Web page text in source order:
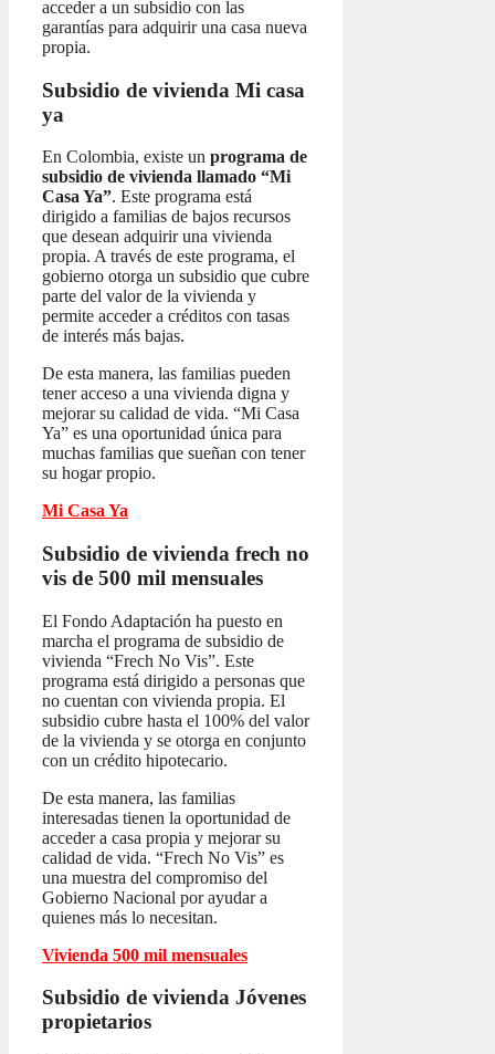
acceder a un subsidio con las
garantías para adquirir una casa nueva
propia.
Subsidio de vivienda Mi casa
ya
En Colombia, existe un programa de
subsidio de vivienda llamado “Mi
Casa Ya”. Este programa está
dirigido a familias de bajos recursos
que desean adquirir una vivienda
propia. A través de este programa, el
gobierno otorga un subsidio que cubre
parte del valor de la vivienda y
permite acceder a créditos con tasas
de interés más bajas.
De esta manera, las familias pueden
tener acceso a una vivienda digna y
mejorar su calidad de vida. “Mi Casa
Ya” es una oportunidad única para
muchas familias que sueñan con tener
su hogar propio.
Mi Casa Ya
Subsidio de vivienda frech no
vis de 500 mil mensuales
El Fondo Adaptación ha puesto en
marcha el programa de subsidio de
vivienda “Frech No Vis”. Este
programa está dirigido a personas que
no cuentan con vivienda propia. El
subsidio cubre hasta el 100% del valor
de la vivienda y se otorga en conjunto
con un crédito hipotecario.
De esta manera, las familias
interesadas tienen la oportunidad de
acceder a casa propia y mejorar su
calidad de vida. “Frech No Vis” es
una muestra del compromiso del
Gobierno Nacional por ayudar a
quienes más lo necesitan.
Vivienda 500 mil mensuales
Subsidio de vivienda Jóvenes
propietarios